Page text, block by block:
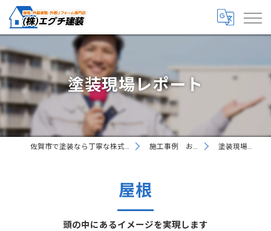
塗装現場レポート
佐賀市で塗装なら丁寧な株式会社エグチ建装 施工事例 お客様の声 塗装現場レポート
屋根
頭の中にあるイメージを実現します